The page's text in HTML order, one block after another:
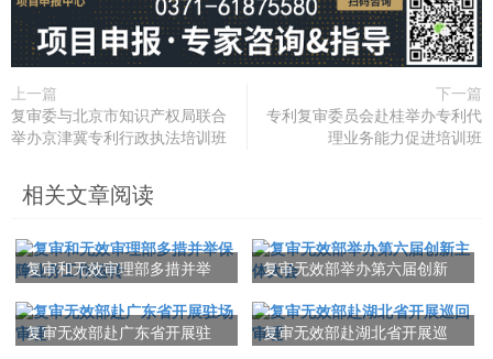
上一篇
复审委与北京市知识产权局联合
举办京津冀专利行政执法培训班
下一篇
专利复审委员会赴桂举办专利代
理业务能力促进培训班
相关文章阅读
复审和无效审理部多措并举
复审无效部举办第六届创新
复审无效部赴广东省开展驻
复审无效部赴湖北省开展巡